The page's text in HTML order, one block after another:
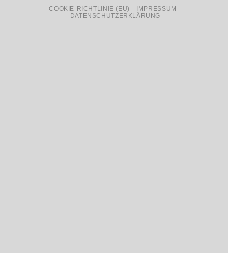
COOKIE-RICHTLINIE (EU)
IMPRESSUM
DATENSCHUTZERKLÄRUNG